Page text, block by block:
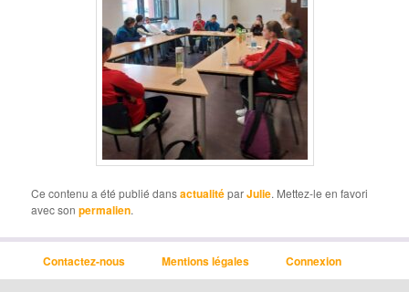
Ce contenu a été publié dansactualitéparJulie. Mettez-le en favori
avec sonpermalien.
Contactez-nous Mentions légales Connexion